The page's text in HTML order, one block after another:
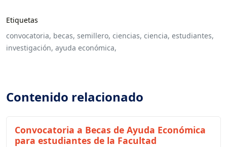
Etiquetas
convocatoria, becas, semillero, ciencias, ciencia, estudiantes,
investigación, ayuda económica,
Contenido relacionado
Convocatoria a Becas de Ayuda Económica
para estudiantes de la Facultad